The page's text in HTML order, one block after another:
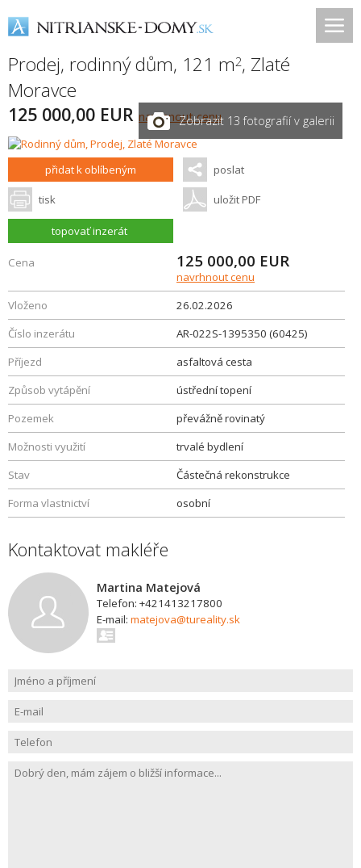
Prodej, rodinný dům, 121 m2, Zlaté
Moravce
125 000,00 EUR navrhnout cenuZobrazit 13 fotografií v galerii
přidat k oblíbeným poslat
tisk uložit PDF
topovať inzerát
Cena 125 000,00 EUR
navrhnout cenu
Vloženo
26.02.2026
Číslo inzerátu
AR-022S-1395350 (60425)
Příjezd
asfaltová cesta
Způsob vytápění
ústřední topení
Pozemek
převážně rovinatý
Možnosti využití
trvalé bydlení
Stav
Částečná rekonstrukce
Forma vlastnictví
osobní
Kontaktovat makléře
Martina Matejová
Telefon: +421413217800
E-mail: matejova@tureality.sk